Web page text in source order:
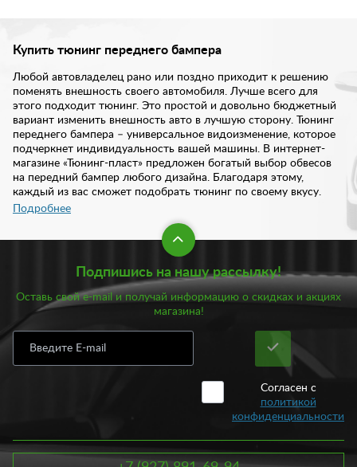
Купить тюнинг переднего бампера
Любой автовладелец рано или поздно приходит к решению
поменять внешность своего автомобиля. Лучше всего для
этого подходит тюнинг. Это простой и довольно бюджетный
вариант изменить внешность авто в лучшую сторону. Тюнинг
переднего бампера – универсальное видоизменение, которое
подчеркнет индивидуальность вашей машины. В интернет-
магазине «Тюнинг-пласт» предложен богатый выбор обвесов
на передний бампер любого дизайна. Благодаря этому,
каждый из вас сможет подобрать тюнинг по своему вкусу.
При этом, купить тюнинг переднего бампера вы можете у нас
В нашем ассортименте предложено около 300 вариантов
тюнинга переднего бампера. Изделия предложены как для
отечественных автомобилей, так и для иномарок. Достаточно
выбрать интересующую модель и выбрать из списка
понравившийся товар. Все обвесы отличаются превосходным
дизайном, продуманным до мелочей. У нас вы найдете, как
классические обвесы, так и спортивные. Изделия
Высококачественные композитные материалы;
Сталь;
Стеклопластик.
Подробнее
Подпишись на нашу рассылку!
Оставь свой e-mail и получай информацию о скидках и акциях
магазина!
Согласен с
политикой
конфиденциальности